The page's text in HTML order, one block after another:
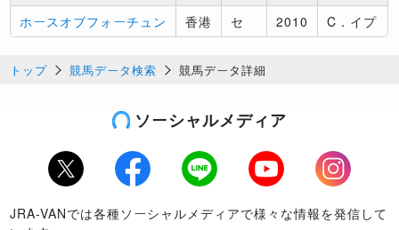
ホースオブフォーチュン
香港 セ 2010 C．イプ
トップ 競馬データ検索 競馬データ詳細
ソーシャルメディア
Twitter Facebook LINE Youtube
Instagram
JRA-VANでは各種ソーシャルメディアで様々な情報を発信して